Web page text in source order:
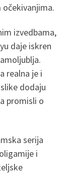
izvedbama,
daje iskren
realna je i
dodaju
promisli o
serija
i